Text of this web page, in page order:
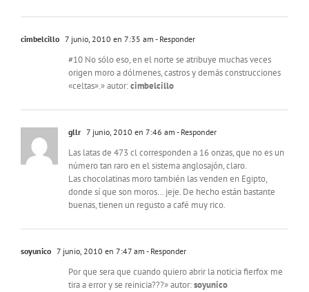
cimbelcillo 7 junio, 2010 en 7:35 am - Responder
#10 No sólo eso, en el norte se atribuye muchas veces
origen moro a dólmenes, castros y demás construcciones
«celtas».» autor:cimbelcillo
gllr 7 junio, 2010 en 7:46 am - Responder
Las latas de 473 cl corresponden a 16 onzas, que no es un
número tan raro en el sistema anglosajón, claro.
Las chocolatinas moro también las venden en Egipto,
donde sí que son moros… jeje. De hecho están bastante
buenas, tienen un regusto a café muy rico.
soyunico 7 junio, 2010 en 7:47 am - Responder
Por que sera que cuando quiero abrir la noticia fierfox me
tira a error y se reinicia???» autor:soyunico